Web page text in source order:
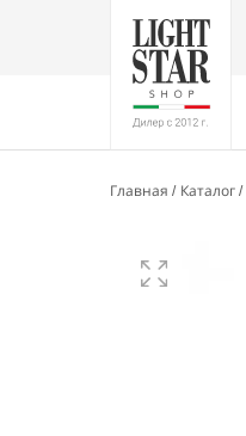
Главная Каталог